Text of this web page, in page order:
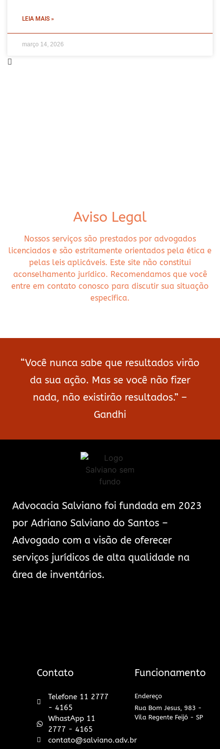
LEIA MAIS »
março 14, 2026
Aviso Legal
Nossos serviços são prestados por advogados
licenciados e são estritamente orientados pela ética e
pelas leis aplicáveis. Este site não constitui
aconselhamento jurídico. Recomendamos que você
entre em contato conosco para discutir sua situação
específica.
“Você nunca sabe que resultados virão
da sua ação. Mas se você não fizer
nada, não existirão resultados.” –
Gandhi
Advocacia Salviano foi fundada em 2023
por Adriano Salviano do Santos –
Advogado com a visão de oferecer
serviços jurídicos de alta qualidade na
área de inventários.
Contato
Telefone 11 2777
- 4165
WhastApp 11
2777 - 4165
contato@salviano.adv.br
Funcionamento
Endereço
Rua Bom Jesus, 983 -
Vila Regente Feijó - SP